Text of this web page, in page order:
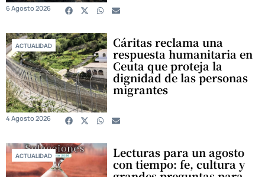
6 Agosto 2026
ACTUALIDAD Cáritas reclama una
respuesta humanitaria en
Ceuta que proteja la
dignidad de las personas
migrantes
4 Agosto 2026
ACTUALIDAD Lecturas para un agosto
con tiempo: fe, cultura y